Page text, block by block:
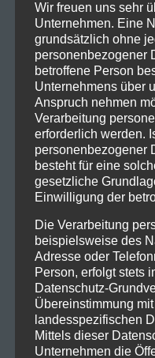
Wir freuen uns sehr
Unternehmen. Eine
grundsätzlich ohne
personenbezogener
betroffene Person
Unternehmens über
Anspruch nehmen
Verarbeitung
erforderlich werden.
personenbezogener
besteht für eine
gesetzliche
Einwilligung der
Die Verarbeitung
beispielsweise des
Adresse oder
Person, erfolgt stets
Datenschutz-
Übereinstimmung
landesspezifischen
Mittels dieser
Unternehmen die